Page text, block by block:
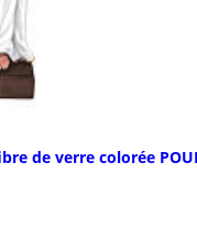
de verre colorée